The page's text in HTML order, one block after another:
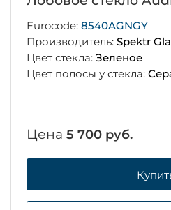
Eurocode: 8540AGNGY
Производитель: Spektr
Цвет стекла: Зеленое
Цвет полосы у стекла:
Цена 5 700 руб.